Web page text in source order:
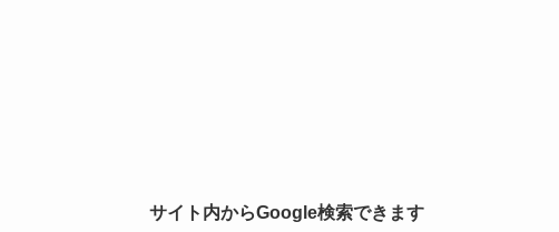
サイト内からGoogle検索できます